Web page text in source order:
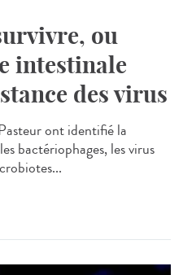
ou
intestinale
des virus
ont identifié la
bactériophages, les virus